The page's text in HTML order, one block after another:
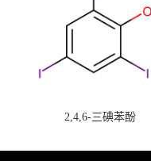
2,4,6-三碘苯酚